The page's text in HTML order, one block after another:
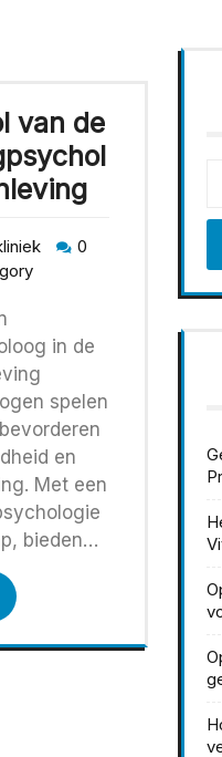
van de
0
in de
spelen
en
Met een
bieden…